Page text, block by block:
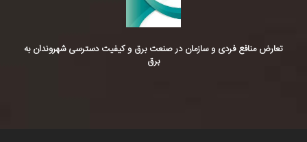
تعارض منافع فردی و سازمان در صنعت برق و کیفیت دسترسی شهروندان به
برق